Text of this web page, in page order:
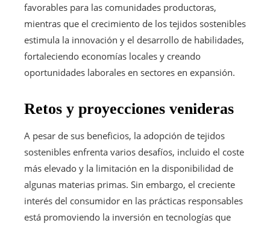
favorables para las comunidades productoras,
mientras que el crecimiento de los tejidos sostenibles
estimula la innovación y el desarrollo de habilidades,
fortaleciendo economías locales y creando
oportunidades laborales en sectores en expansión.
Retos y proyecciones venideras
A pesar de sus beneficios, la adopción de tejidos
sostenibles enfrenta varios desafíos, incluido el coste
más elevado y la limitación en la disponibilidad de
algunas materias primas. Sin embargo, el creciente
interés del consumidor en las prácticas responsables
está promoviendo la inversión en tecnologías que